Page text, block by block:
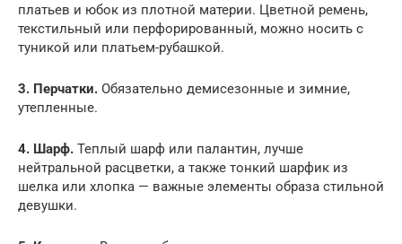
платьев и юбок из плотной материи. Цветной ремень,
текстильный или перфорированный, можно носить с
туникой или платьем-рубашкой.
3. Перчатки. Обязательно демисезонные и зимние,
утепленные.
4. Шарф. Теплый шарф или палантин, лучше
нейтральной расцветки, а также тонкий шарфик из
шелка или хлопка — важные элементы образа стильной
девушки.